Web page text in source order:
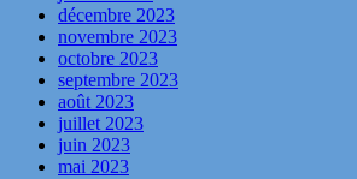
décembre 2023
novembre 2023
octobre 2023
septembre 2023
août 2023
juillet 2023
juin 2023
mai 2023